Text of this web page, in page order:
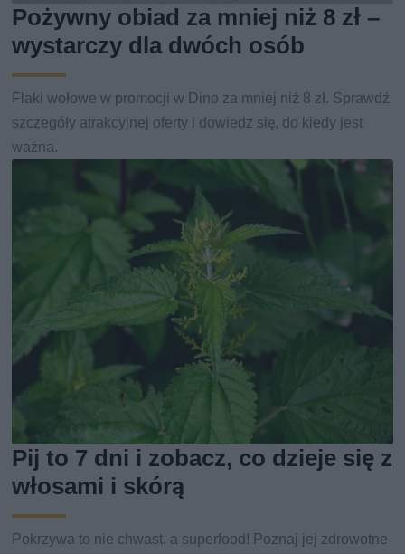
Pożywny obiad za mniej niż 8 zł –
wystarczy dla dwóch osób
Flaki wołowe w promocji w Dino za mniej niż 8 zł. Sprawdź
szczegóły atrakcyjnej oferty i dowiedz się, do kiedy jest
ważna.
Pij to 7 dni i zobacz, co dzieje się z
włosami i skórą
Pokrzywa to nie chwast, a superfood! Poznaj jej zdrowotne